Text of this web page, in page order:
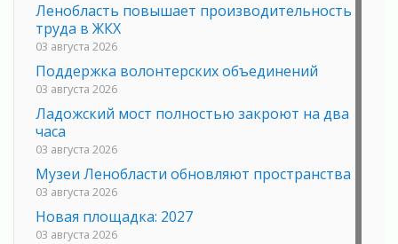
Ленобласть повышает производительность
труда в ЖКХ
03 августа 2026
Поддержка волонтерских объединений
03 августа 2026
Ладожский мост полностью закроют на два
часа
03 августа 2026
Музеи Ленобласти обновляют пространства
03 августа 2026
Новая площадка: 2027
03 августа 2026